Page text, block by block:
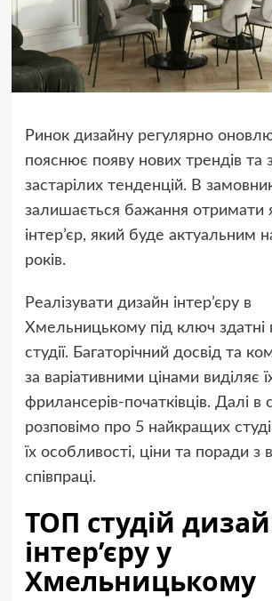
Ринок дизайну регулярно
пояснює появу нових трендів та
застарілих тенденцій. В
залишається бажання отримати
інтер’єр, який буде актуальним
років.
Реалізувати дизайн інтер’єру в
Хмельницькому під ключ здатні
студії. Багаторічний досвід та
за варіативними цінами виділяє
фрилансерів-початківців. Далі в
розповімо про 5 найкращих
їх особливості, ціни та поради
співпраці.
ТОП студій
інтер’єру у
Хмельницькому